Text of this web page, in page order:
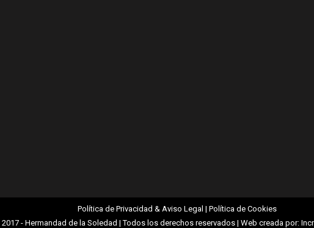
Política de Privacidad & Aviso Legal | Política de Cookies
- Hermandad de la Soledad | Todos los derechos reservados | Web creada por: